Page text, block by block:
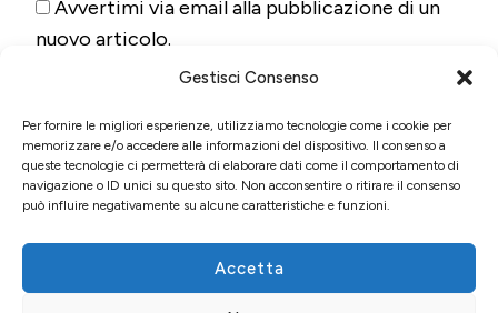
Gestisci Consenso
Per fornire le migliori esperienze, utilizziamo tecnologie come i cookie per
memorizzare e/o accedere alle informazioni del dispositivo. Il consenso a
queste tecnologie ci permetterà di elaborare dati come il comportamento di
navigazione o ID unici su questo sito. Non acconsentire o ritirare il consenso
può influire negativamente su alcune caratteristiche e funzioni.
Accetta
Avvertimi via email alla pubblicazione di un
nuovo articolo.